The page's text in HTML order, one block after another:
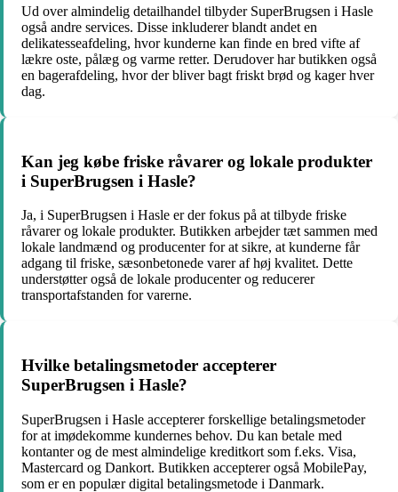
Ud over almindelig detailhandel tilbyder SuperBrugsen i Hasle
også andre services. Disse inkluderer blandt andet en
delikatesseafdeling, hvor kunderne kan finde en bred vifte af
lækre oste, pålæg og varme retter. Derudover har butikken også
en bagerafdeling, hvor der bliver bagt friskt brød og kager hver
dag.
Kan jeg købe friske råvarer og lokale produkter
i SuperBrugsen i Hasle?
Ja, i SuperBrugsen i Hasle er der fokus på at tilbyde friske
råvarer og lokale produkter. Butikken arbejder tæt sammen med
lokale landmænd og producenter for at sikre, at kunderne får
adgang til friske, sæsonbetonede varer af høj kvalitet. Dette
understøtter også de lokale producenter og reducerer
transportafstanden for varerne.
Hvilke betalingsmetoder accepterer
SuperBrugsen i Hasle?
SuperBrugsen i Hasle accepterer forskellige betalingsmetoder
for at imødekomme kundernes behov. Du kan betale med
kontanter og de mest almindelige kreditkort som f.eks. Visa,
Mastercard og Dankort. Butikken accepterer også MobilePay,
som er en populær digital betalingsmetode i Danmark.